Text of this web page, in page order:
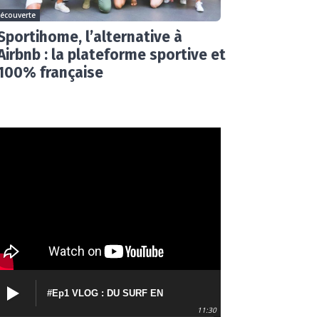
l’alternative à
: la plateforme sportive et
française
#Ep1 VLOG : DU SURF EN
11:30